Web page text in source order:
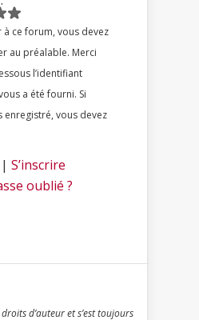
au préalable. Merci
l’identifiant
fourni. Si
enregistré, vous devez
| S’inscrire
oublié ?
d’auteur et s’est toujours